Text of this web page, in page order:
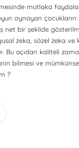
mutlaka
oynayan
net bir şeklide
zeka, sözel zeka ve
Bu açıdan kaliteli
bilmesi ve
?